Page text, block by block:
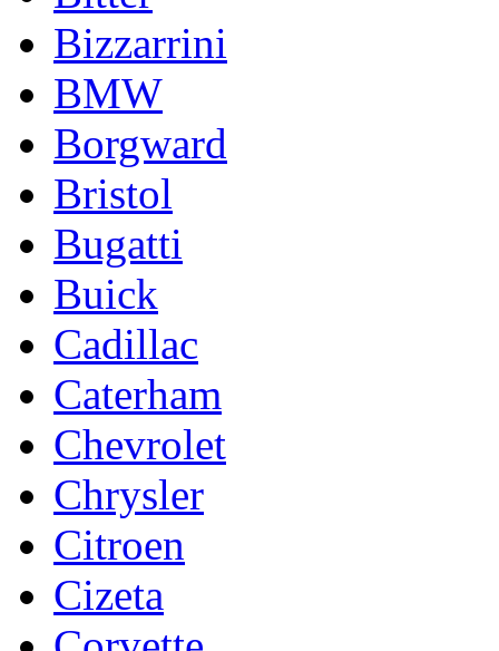
Bizzarrini
BMW
Borgward
Bristol
Bugatti
Buick
Cadillac
Caterham
Chevrolet
Chrysler
Citroen
Cizeta